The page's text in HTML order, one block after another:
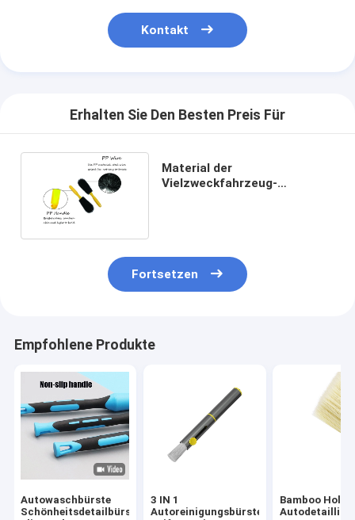
Kontakt
Erhalten Sie Den Besten Preis Für
Material der
Vielzweckfahrzeug-
Fortsetzen
Empfohlene Produkte
Autowaschbürste
Schönheitsdetailbürste
3 IN 1
Autoreinigungsbürste
Bamboo Holz